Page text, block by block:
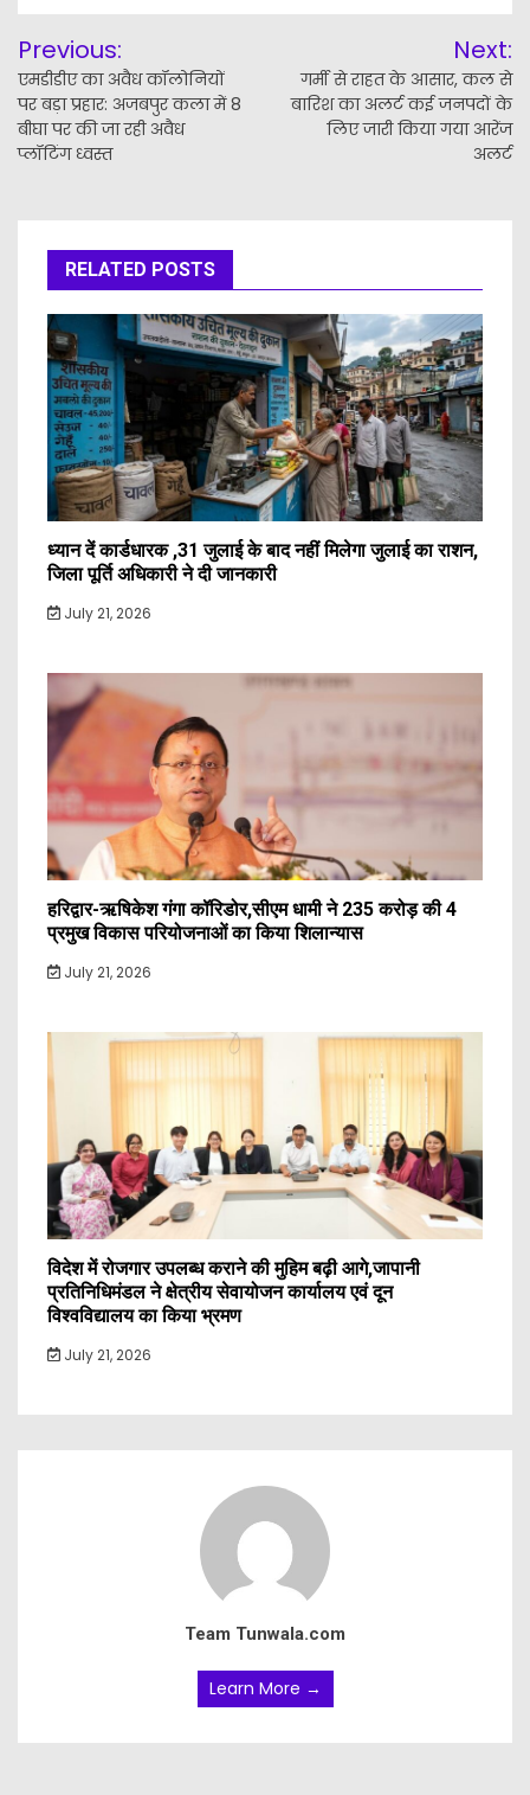
navigation
Previous:
एमडीडीए का अवैध कॉलोनियों
पर बड़ा प्रहार: अजबपुर कला में 8
बीघा पर की जा रही अवैध
प्लॉटिंग ध्वस्त
Next:
गर्मी से राहत के आसार, कल से
बारिश का अलर्ट कई जनपदों के
लिए जारी किया गया आरेंज
अलर्ट
RELATED POSTS
ध्यान दें कार्डधारक ,31 जुलाई के बाद नहीं मिलेगा जुलाई का राशन,
जिला पूर्ति अधिकारी ने दी जानकारी
July 21, 2026
हरिद्वार-ऋषिकेश गंगा कॉरिडोर,सीएम धामी ने 235 करोड़ की 4
प्रमुख विकास परियोजनाओं का किया शिलान्यास
July 21, 2026
विदेश में रोजगार उपलब्ध कराने की मुहिम बढ़ी आगे,जापानी
प्रतिनिधिमंडल ने क्षेत्रीय सेवायोजन कार्यालय एवं दून
विश्वविद्यालय का किया भ्रमण
July 21, 2026
Team Tunwala.com
Learn More →